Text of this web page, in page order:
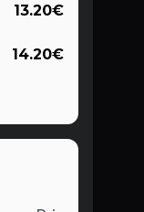
13.20€
14.20€